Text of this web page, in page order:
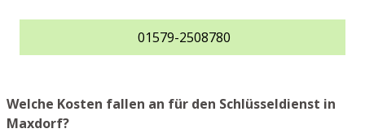
01579-2508780
Welche Kosten fallen an für den Schlüsseldienst in
Maxdorf?